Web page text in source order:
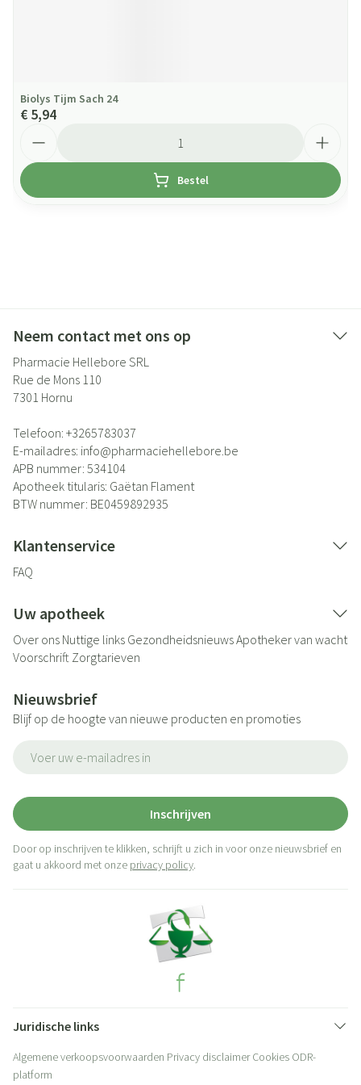
Biolys Tijm Sach 24
€ 5,94
Bestel
Neem contact met ons op
Pharmacie Hellebore SRL
Rue de Mons 110
7301 Hornu
Telefoon: +3265783037
E-mailadres: info@pharmaciehellebore.be
APB nummer: 534104
Apotheek titularis: Gaëtan Flament
BTW nummer: BE0459892935
Klantenservice
FAQ
Uw apotheek
Over ons Nuttige links GezondheidsnieuwsApotheker van wacht
Voorschrift Zorgtarieven
Nieuwsbrief
Blijf op de hoogte van nieuwe producten en promoties
Inschrijven
Door op inschrijven te klikken, schrijft u zich in voor onze nieuwsbrief en
gaat u akkoord met onze privacy policy.
Juridische links
Algemene verkoopsvoorwaarden Privacy disclaimer Cookies ODR-
platform